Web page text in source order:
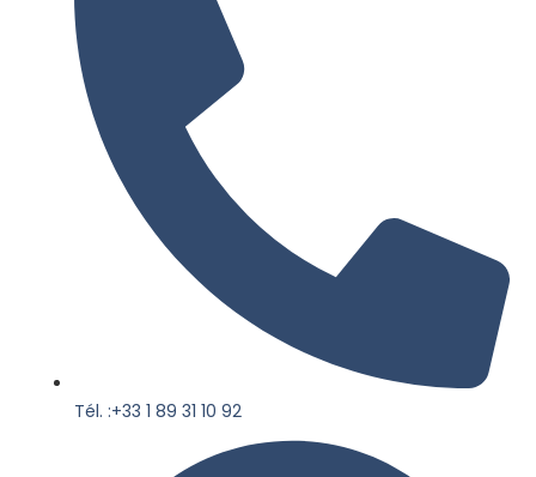
Tél. :+33 1 89 31 10 92